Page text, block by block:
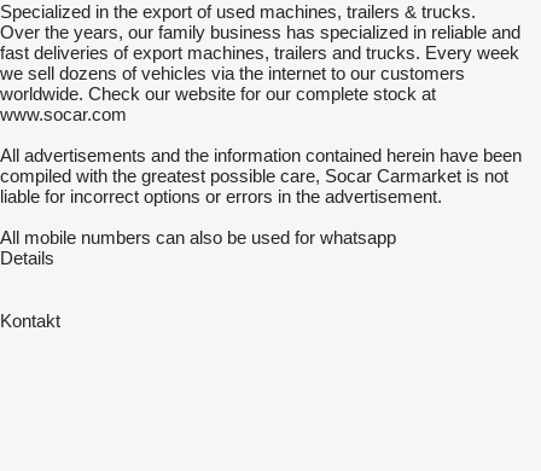
Specialized in the export of used machines, trailers & trucks.
Over the years, our family business has specialized in reliable and
fast deliveries of export machines, trailers and trucks. Every week
we sell dozens of vehicles via the internet to our customers
worldwide. Check our website for our complete stock at
www.socar.com
All advertisements and the information contained herein have been
compiled with the greatest possible care, Socar Carmarket is not
liable for incorrect options or errors in the advertisement.
All mobile numbers can also be used for whatsapp
Details
Kontakt